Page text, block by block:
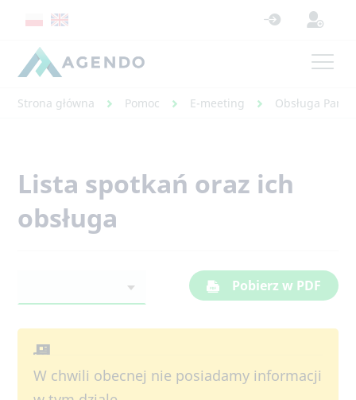
Strona główna Pomoc E-meeting Obsługa
Lista spotkań oraz ich
obsługa
Pobierz w PDF
W chwili obecnej nie posiadamy informacji